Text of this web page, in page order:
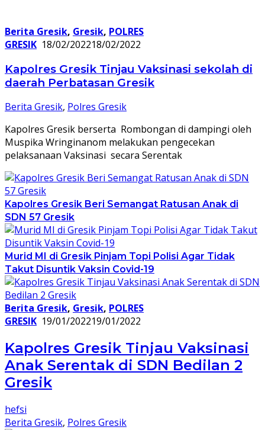
Berita Gresik, Gresik, POLRES
GRESIK 18/02/202218/02/2022
Kapolres Gresik Tinjau Vaksinasi sekolah di
daerah Perbatasan Gresik
Berita Gresik, Polres Gresik
Kapolres Gresik berserta Rombongan di dampingi oleh
Muspika Wringinanom melakukan pengecekan
pelaksanaan Vaksinasi secara Serentak
Kapolres Gresik Beri Semangat Ratusan Anak di
SDN 57 Gresik
Murid MI di Gresik Pinjam Topi Polisi Agar Tidak
Takut Disuntik Vaksin Covid-19
Berita Gresik, Gresik, POLRES
GRESIK 19/01/202219/01/2022
Kapolres Gresik Tinjau Vaksinasi
Anak Serentak di SDN Bedilan 2
Gresik
hefsi
Berita Gresik, Polres Gresik